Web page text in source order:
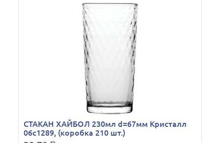
СТАКАН ХАЙБОЛ 230мл d=67мм Кристалл
06с1289, (коробка 210 шт.)